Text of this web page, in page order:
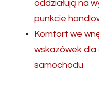
oddziałują na
punkcie
Komfort we
wskazówek
samochodu